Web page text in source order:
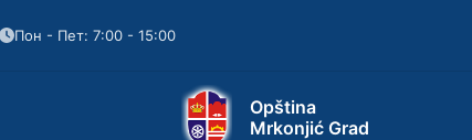
Пон - Пет: 7:00 - 15:00
Opština
Mrkonjić Grad